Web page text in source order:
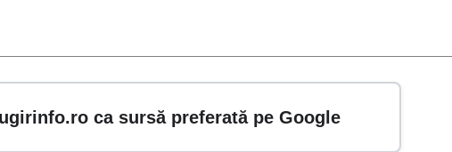
ca sursă preferată pe Google